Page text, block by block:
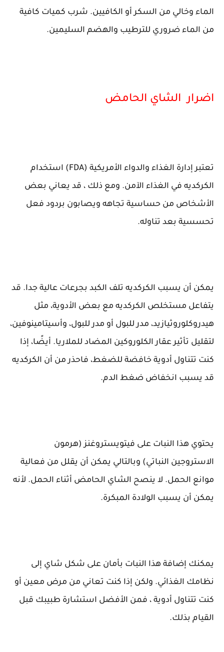
الماء وخالي من السكر أو الكافيين. شرب كميات كافية
من الماء ضروري للترطيب والهضم السليمين.
اضرار الشاي الحامض
تعتبر إدارة الغذاء والدواء الأمريكية (FDA) استخدام
الكركديه في الغذاء الآمن. ومع ذلك ، قد يعاني بعض
الأشخاص من حساسية تجاهه ويصابون بردود فعل
تحسسية بعد تناوله.
يمكن أن يسبب الكركديه تلف الكبد بجرعات عالية جدا. قد
يتفاعل مستخلص الكركديه مع بعض الأدوية، مثل
هيدروكلوروثيازيد، مدر للبول أو مدر للبول، وأسيتامينوفين،
لتقليل تأثير عقار الكلوروكين المضاد للملاريا. أيضًا، إذا
كنت تتناول أدوية خافضة للضغط، فاحذر من أن الكركديه
قد يسبب انخفاض ضغط الدم.
يحتوي هذا النبات على فيتويستروغنز (هرمون
الاستروجين النباتي) وبالتالي يمكن أن يقلل من فعالية
موانع الحمل. لا ينصح الشاي الحامض أثناء الحمل. لأنه
يمكن أن يسبب الولادة المبكرة.
يمكنك إضافة هذا النبات بأمان على شكل شاي إلى
نظامك الغذائي. ولكن إذا كنت تعاني من مرض معين أو
كنت تتناول أدوية ، فمن الأفضل استشارة طبيبك قبل
القيام بذلك.